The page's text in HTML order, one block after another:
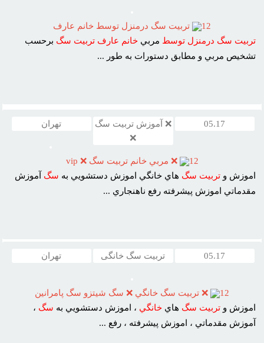
12
تربيت سگ درمنزل توسط خانم عارف
تربيت سگ درمنزل توسط مربيخانم عارف تربيت سگ برحسب
تشخيص مربي و مطابق دستورات به طور ...
05.17
❌ آموزش تربیت سگ
❌
تهران
12
❌ مربي خانم تربيت سگ ❌ vip
اموزش وتربيت سگ هاي خانگي اموزش دستشويي به سگ آموزش
مقدماتي اموزش پيشرفته رفع ناهنجاري ...
05.17 تربیت سگ خانگی تهران
12
❌ تربيت سگ خانگي ❌ سگ شيتزو سگ پامرانين
اموزش وتربيت سگ هايخانگي ، اموزش دستشويي به سگ ،
آموزش مقدماتي ، اموزش پيشرفته ، رفع ...